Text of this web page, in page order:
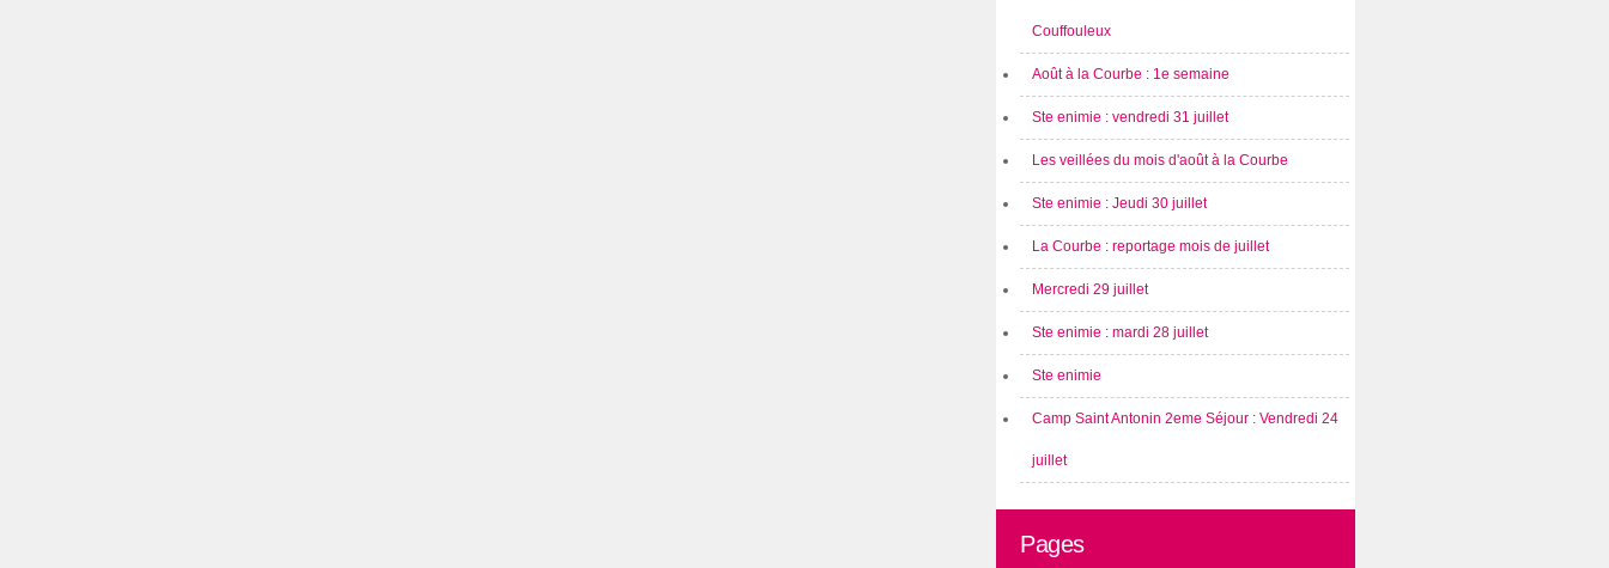
Couffouleux
Août à la Courbe : 1e semaine
Ste enimie : vendredi 31 juillet
Les veillées du mois d'août à la Courbe
Ste enimie : Jeudi 30 juillet
La Courbe : reportage mois de juillet
Mercredi 29 juillet
Ste enimie : mardi 28 juillet
Ste enimie
Camp Saint Antonin 2eme Séjour : Vendredi 24
juillet
Pages